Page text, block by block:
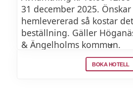
31 december 2025.
hemlevererad så kostar
beställning. Gäller
& Ängelholms kommun.
BOKA HOTELL